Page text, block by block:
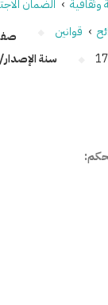
› الضمان
› قوانين
سنة